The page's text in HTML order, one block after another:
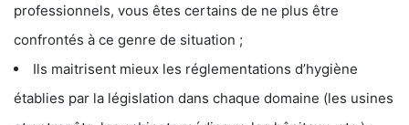
professionnels, vous êtes certains de ne plus être
confrontés à ce genre de situation ;
Ils maitrisent mieux les réglementations d’hygiène
établies par la législation dans chaque domaine (les usines